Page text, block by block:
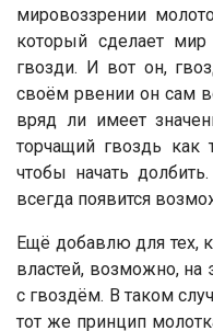
мировоззрении
который сделает
гвозди. И вот он,
своём рвении он сам
вряд ли имеет
торчащий гвоздь как
чтобы начать
всегда появится
Ещё добавлю для тех,
властей, возможно,
с гвоздём. В таком
тот же принцип